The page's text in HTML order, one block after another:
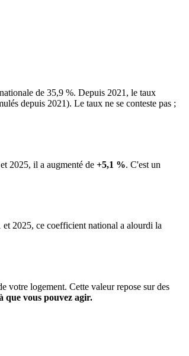
de 35,9 %. Depuis 2021, le taux
depuis 2021). Le taux ne se conteste pas ;
2025, il a augmenté de +5,1 %. C'est un
2025, ce coefficient national a alourdi la
votre logement. Cette valeur repose sur des
que vous pouvez agir.